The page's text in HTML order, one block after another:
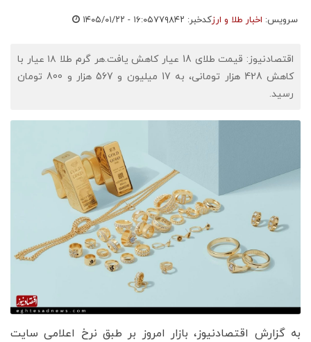
سرویس: اخبار طلا و ارزکدخبر: ۷۷۹۸۴۲ ۱۴۰۵/۰۱/۲۲ - ۱۶:۰۵
اقتصادنیوز: قیمت طلای 18 عیار کاهش یافت.هر گرم طلا ۱۸ عیار با
کاهش 428 هزار تومانی، به 17 میلیون و 567 هزار و 800 تومان
رسید.
به گزارش اقتصادنیوز، بازار امروز بر طبق نرخ اعلامی سایت